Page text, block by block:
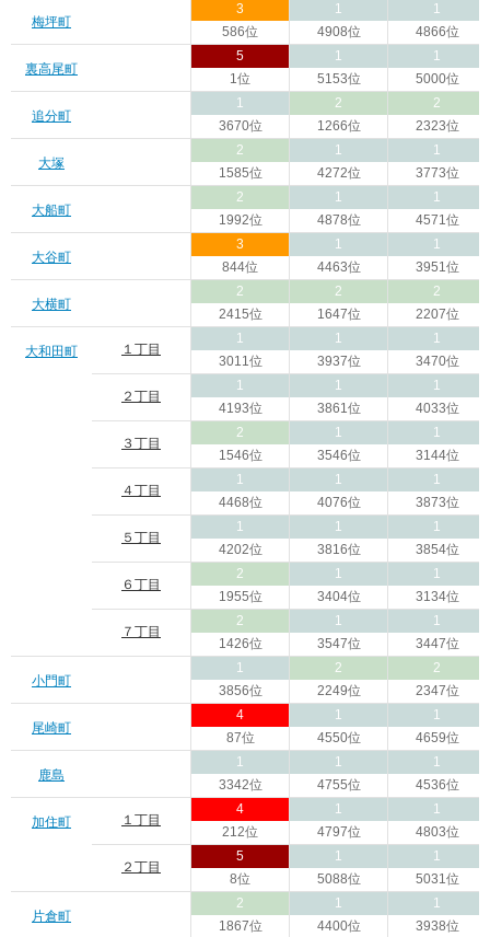
梅坪町
3
586位
1
4908位
1
4866位
裏高尾町
5
1位
1
5153位
1
5000位
追分町
1
3670位
2
1266位
2
2323位
大塚
2
1585位
1
4272位
1
3773位
大船町
2
1992位
1
4878位
1
4571位
大谷町
3
844位
1
4463位
1
3951位
大横町
2
2415位
2
1647位
2
2207位
大和田町 １丁目
1
3011位
1
3937位
1
3470位
２丁目
1
4193位
1
3861位
1
4033位
３丁目
2
1546位
1
3546位
1
3144位
４丁目
1
4468位
1
4076位
1
3873位
５丁目
1
4202位
1
3816位
1
3854位
６丁目
2
1955位
1
3404位
1
3134位
７丁目
2
1426位
1
3547位
1
3447位
小門町
1
3856位
2
2249位
2
2347位
尾崎町
4
87位
1
4550位
1
4659位
鹿島
1
3342位
1
4755位
1
4536位
加住町 １丁目
4
212位
1
4797位
1
4803位
２丁目
5
8位
1
5088位
1
5031位
片倉町
2
1867位
1
4400位
1
3938位